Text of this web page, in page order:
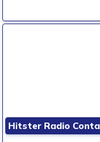
Hitster Radio